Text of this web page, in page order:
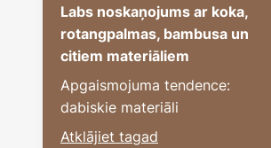
Labs noskaņojums ar koka,
rotangpalmas, bambusa un
citiem materiāliem
Apgaismojuma tendence:
dabiskie materiāli
Atklājiet tagad